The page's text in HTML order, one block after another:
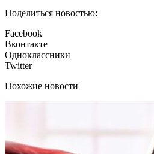
Поделиться новостью:
Facebook
Вконтакте
Одноклассники
Twitter
Похожие новости